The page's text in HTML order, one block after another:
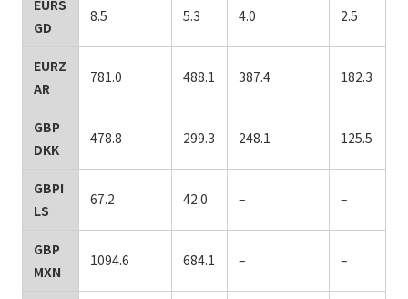
EURS
GD
8.5 5.3 4.0 2.5
EURZ
AR
781.0 488.1 387.4 182.3
GBP
DKK
478.8 299.3 248.1 125.5
GBPI
LS
67.2 42.0 – –
GBP
MXN
1094.6 684.1 – –